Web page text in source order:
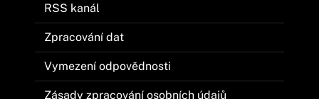
RSS kanál
Zpracování dat
Vymezení odpovědnosti
Zásady zpracování osobních údajů